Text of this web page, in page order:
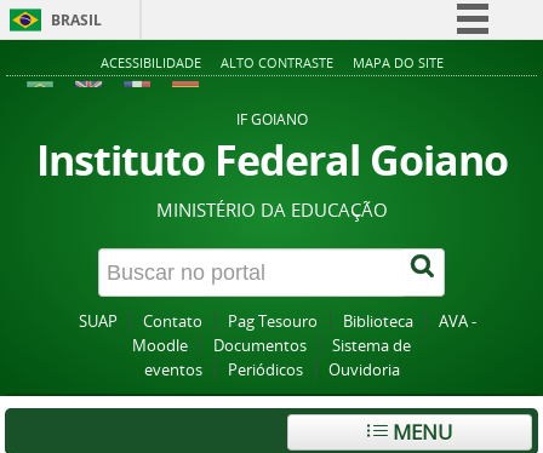
BRASIL
Simplifique!
Acesso à informação
Legislação
Canais
ACESSIBILIDADE ALTO CONTRASTE MAPA DO SITE
IF GOIANO
Instituto Federal Goiano
MINISTÉRIO DA EDUCAÇÃO
SUAP Contato Pag Tesouro Biblioteca
AVA -
Moodle
Documentos
Sistema de
eventos
Periódicos Ouvidoria
MENU